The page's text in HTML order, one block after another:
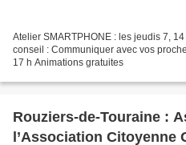
Atelier SMARTPHONE : les jeudis 7,
conseil : Communiquer avec vos
17 h Animations gratuites
Rouziers-de-Touraine :
l’Association Citoyenne